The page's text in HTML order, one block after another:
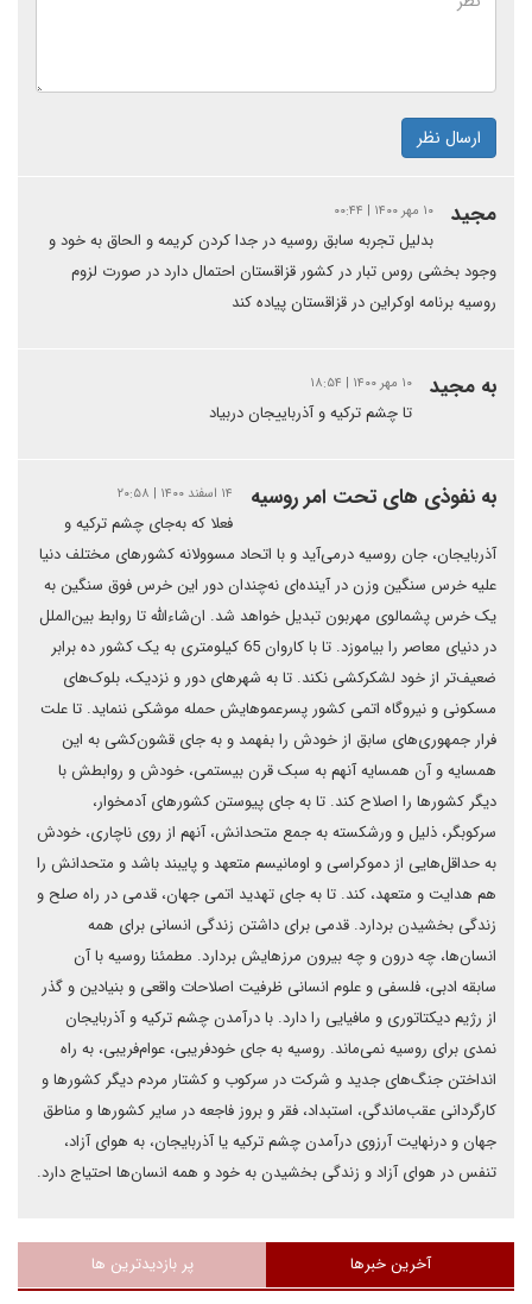
ارسال نظر
مجید ۱۰ مهر ۱۴۰۰ | ۰۰:۴۴
بدلیل تجربه سابق روسیه در جدا کردن کریمه و الحاق به خود و
وجود بخشی روس تبار در کشور قزاقستان احتمال دارد در صورت لزوم
روسیه برنامه اوکراین در قزاقستان پیاده کند
به مجید ۱۰ مهر ۱۴۰۰ | ۱۸:۵۴
تا چشم ترکیه و آذرباییجان دربیاد
به نفوذی های تحت امر روسیه ۱۴ اسفند ۱۴۰۰ | ۲۰:۵۸
فعلا که به‌جای چشم ترکیه و
آذربایجان، جان روسیه درمی‌آید و با اتحاد مسوولانه کشورهای مختلف دنیا
علیه خرس سنگین وزن در آینده‌ای نه‌چندان دور این خرس فوق سنگین به
یک خرس پشمالوی مهربون تبدیل خواهد شد. ان‌شاءالله تا روابط بین‌الملل
در دنیای معاصر را بیاموزد. تا با کاروان 65 کیلومتری به یک کشور ده برابر
ضعیف‌تر از خود لشکرکشی نکند. تا به شهرهای دور و نزدیک، بلوک‌های
مسکونی و نیروگاه اتمی کشور پسرعموهایش حمله موشکی ننماید. تا علت
فرار جمهوری‌های سابق از خودش را بفهمد و به جای قشون‌کشی به این
همسایه و آن همسایه آنهم به سبک قرن بیستمی، خودش و روابطش با
دیگر کشورها را اصلاح کند. تا به جای پیوستن کشورهای آدمخوار،
سرکوبگر، ذلیل و ورشکسته به جمع متحدانش، آنهم از روی ناچاری، خودش
به حداقل‌هایی از دموکراسی و اومانیسم متعهد و پایبند باشد و متحدانش را
هم هدایت و متعهد، کند. تا به جای تهدید اتمی جهان، قدمی در راه صلح و
زندگی بخشیدن بردارد. قدمی برای داشتن زندگی انسانی برای همه
انسان‌ها، چه درون و چه بیرون مرزهایش بردارد. مطمئنا روسیه با آن
سابقه ادبی، فلسفی و علوم انسانی ظرفیت اصلاحات واقعی و بنیادین و گذر
از رژیم دیکتاتوری و مافیایی را دارد. با درآمدن چشم ترکیه و آذربایجان
نمدی برای روسیه نمی‌ماند. روسیه به جای خودفریبی، عوام‌فریبی، به راه
انداختن جنگ‌های جدید و شرکت در سرکوب و کشتار مردم دیگر کشورها و
کارگردانی عقب‌ماندگی، استبداد، فقر و بروز فاجعه در سایر کشورها و مناطق
جهان و درنهایت آرزوی درآمدن چشم ترکیه یا آذربایجان، به هوای آزاد،
تنفس در هوای آزاد و زندگی بخشیدن به خود و همه انسان‌ها احتیاج دارد.
آخرین خبرها پر بازدیدترین ها